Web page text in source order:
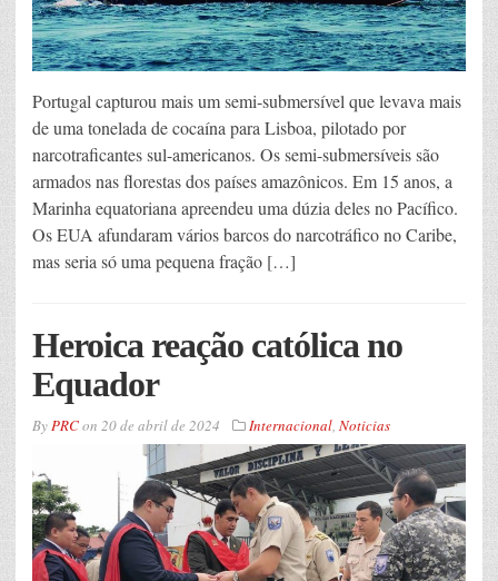
Portugal capturou mais um semi-submersível que levava mais
de uma tonelada de cocaína para Lisboa, pilotado por
narcotraficantes sul-americanos. Os semi-submersíveis são
armados nas florestas dos países amazônicos. Em 15 anos, a
Marinha equatoriana apreendeu uma dúzia deles no Pacífico.
Os EUA afundaram vários barcos do narcotráfico no Caribe,
mas seria só uma pequena fração […]
Heroica reação católica no
Equador
By PRCon 20 de abril de 2024 Internacional Noticias